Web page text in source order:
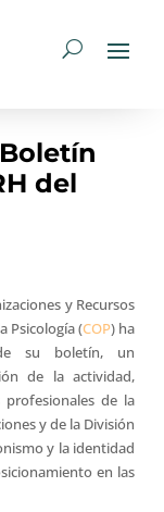
del
y Recursos
Psicología (COP) ha
su boletín, un
de la actividad,
profesionales de la
y de la División
y la identidad
en las